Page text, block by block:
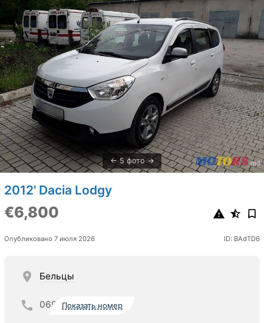
5 фото
2012' Dacia Lodgy
€6,800
Опубликовано 7 июля 2026 ID: BAdTD6
Бельцы
069 Показать номер